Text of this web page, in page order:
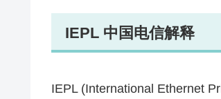
IEPL 中国电信解释
IEPL (International Ethernet